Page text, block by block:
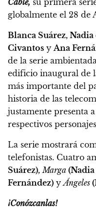
Cable, su primera
globalmente el 28 de
Blanca Suárez,
Civantos yAna
de la serie
edificio inaugural de
más importante del
historia de las
justamente presenta
respectivos
La serie mostrará
telefonistas. Cuatro
Suárez), Marga
Fernández) yÁngeles
¡Conózcanlas!